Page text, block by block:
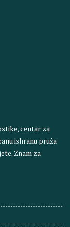
centar za
ishranu pruža
Znam za